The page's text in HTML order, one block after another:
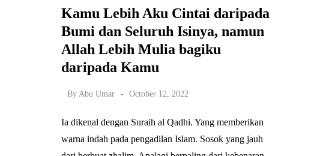
Kamu Lebih Aku Cintai daripada
Bumi dan Seluruh Isinya, namun
Allah Lebih Mulia bagiku
daripada Kamu
By Abu Umar October 12, 2022
Ia dikenal dengan Suraih al Qadhi. Yang memberikan
warna indah pada pengadilan Islam. Sosok yang jauh